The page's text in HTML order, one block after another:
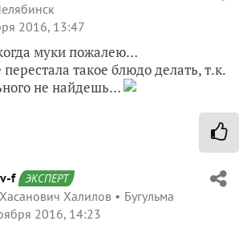
2016, 13:47
муки пожалею…
такое блюдо делать, т.к.
не найдешь…
f ЭКСПЕРТ
Халилов
Бугульма
2016, 14:23